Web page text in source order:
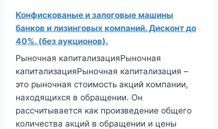
Конфискованые и залоговые машины
банков и лизинговых компаний. Дисконт до
40%. (без аукционов).
Рыночная капитализацияРыночная
капитализацияРыночная капитализация –
это рыночная стоимость акций компании,
находящихся в обращении. Он
рассчитывается как произведение общего
количества акций в обращении и цены